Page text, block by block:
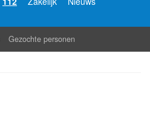
Gezochte personen